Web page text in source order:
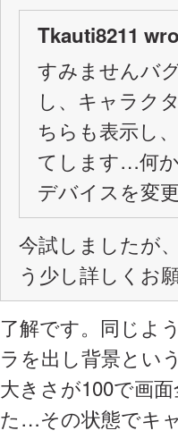
Tkauti8211
すみませんバ
し、キャラク
ちらも表示し
てします…何
デバイスを変
今試しましたが
う少し詳しくお
了解です。同じよ
ラを出し背景とい
大きさが100で画
た…その状態でキ